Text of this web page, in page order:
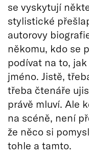
se vyskytují
stylistické
autorovy
někomu, kdo se
podívat na to,
jméno. Jistě,
třeba čtenáře
právě mluví. Ale
na scéně, není
že něco si
tohle a tamto.